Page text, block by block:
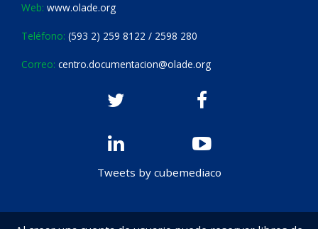
Web: www.olade.org
Teléfono: (593 2) 259 8122 / 2598 280
Correo: centro.documentacion@olade.org
Tweets by cubemediaco